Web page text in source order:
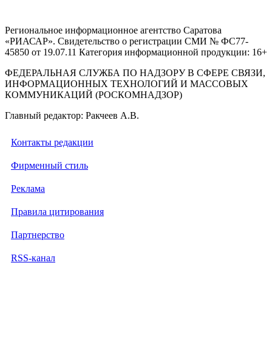
Региональное информационное агентство Саратова
«РИАСАР». Свидетельство о регистрации СМИ № ФС77-
45850 от 19.07.11 Категория информационной продукции: 16+
ФЕДЕРАЛЬНАЯ СЛУЖБА ПО НАДЗОРУ В СФЕРЕ СВЯЗИ,
ИНФОРМАЦИОННЫХ ТЕХНОЛОГИЙ И МАССОВЫХ
КОММУНИКАЦИЙ (РОСКОМНАДЗОР)
Главный редактор: Ракчеев А.В.
Контакты редакции
Фирменный стиль
Реклама
Правила цитирования
Партнерство
RSS-канал